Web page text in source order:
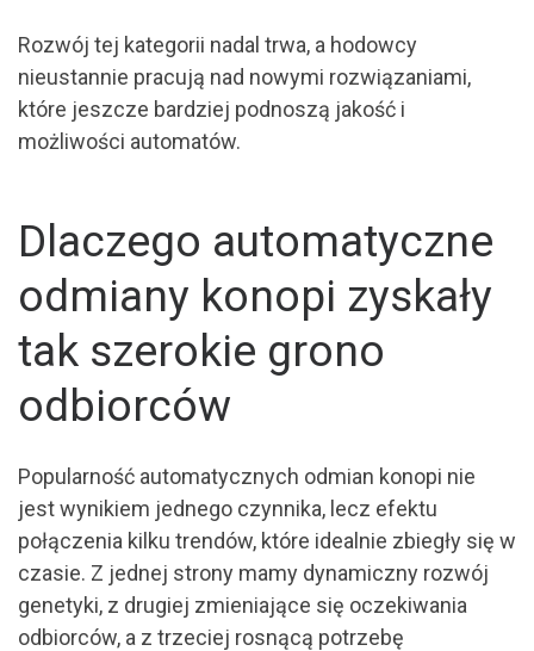
Rozwój tej kategorii nadal trwa, a hodowcy
nieustannie pracują nad nowymi rozwiązaniami,
które jeszcze bardziej podnoszą jakość i
możliwości automatów.
Dlaczego automatyczne
odmiany konopi zyskały
tak szerokie grono
odbiorców
Popularność automatycznych odmian konopi nie
jest wynikiem jednego czynnika, lecz efektu
połączenia kilku trendów, które idealnie zbiegły się w
czasie. Z jednej strony mamy dynamiczny rozwój
genetyki, z drugiej zmieniające się oczekiwania
odbiorców, a z trzeciej rosnącą potrzebę